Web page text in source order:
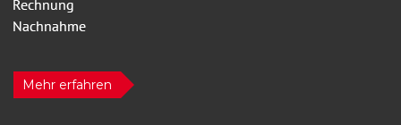
Mehr erfahren